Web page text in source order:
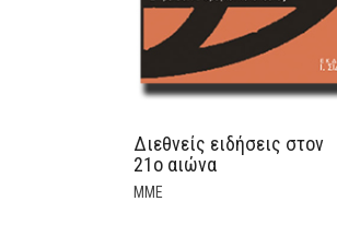
Διεθνείς ειδήσεις στον
21ο αιώνα
ΜΜΕ